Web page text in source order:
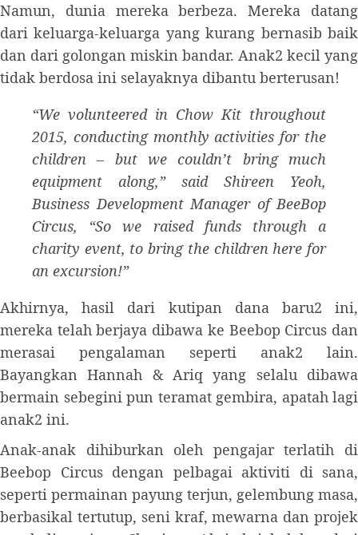
Namun, dunia mereka berbeza. Mereka datang
dari keluarga-keluarga yang kurang bernasib baik
dan dari golongan miskin bandar. Anak2 kecil yang
tidak berdosa ini selayaknya dibantu berterusan!
“We volunteered in Chow Kit throughout
2015, conducting monthly activities for the
children – but we couldn’t bring much
equipment along,” said Shireen Yeoh,
Business Development Manager of BeeBop
Circus, “So we raised funds through a
charity event, to bring the children here for
an excursion!”
Akhirnya, hasil dari kutipan dana baru2 ini,
mereka telah berjaya dibawa ke Beebop Circus dan
merasai pengalaman seperti anak2 lain.
Bayangkan Hannah & Ariq yang selalu dibawa
bermain sebegini pun teramat gembira, apatah lagi
anak2 ini.
Anak-anak dihiburkan oleh pengajar terlatih di
Beebop Circus dengan pelbagai aktiviti di sana,
seperti permainan payung terjun, gelembung masa,
berbasikal tertutup, seni kraf, mewarna dan projek